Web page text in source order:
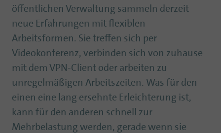
öffentlichen Verwaltung sammeln derzeit
neue Erfahrungen mit flexiblen
Arbeitsformen. Sie treffen sich per
Videokonferenz, verbinden sich von zuhause
mit dem VPN-Client oder arbeiten zu
unregelmäßigen Arbeitszeiten. Was für den
einen eine lang ersehnte Erleichterung ist,
kann für den anderen schnell zur
Mehrbelastung werden, gerade wenn sie